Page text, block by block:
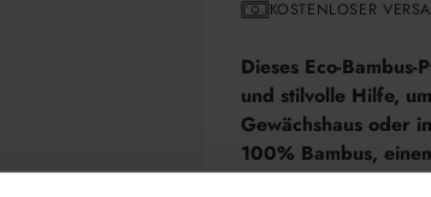
KOSTENLOSER
Dieses Eco-
und stilvolle Hilfe,
Gewächshaus oder
100% Bambus,
ideal in eine grüne